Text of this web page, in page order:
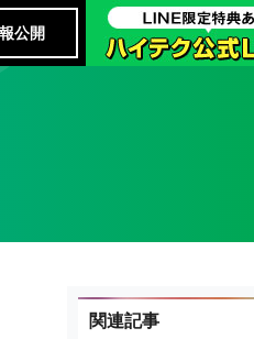
公開
関連記事